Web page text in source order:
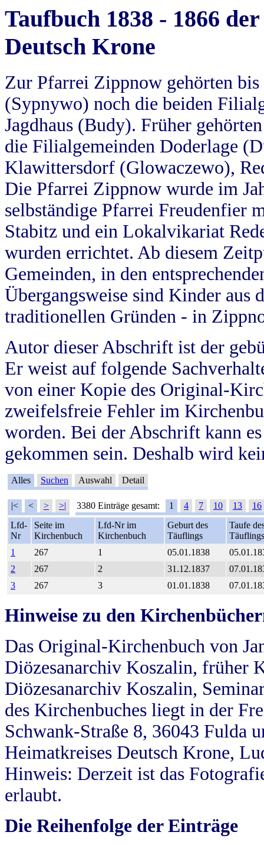
Taufbuch 1838 - 1866
Deutsch Krone
Zur Pfarrei Zippnow gehörten
(Sypnywo) noch die beiden
Jagdhaus (Budy). Früher
die Filialgemeinden Doderlage
Klawittersdorf (Glowaczewo),
Die Pfarrei Zippnow wurde im
selbständige Pfarrei Freudenfier
Stabitz und ein Lokalvikariat
wurden errichtet. Ab diesem
Gemeinden, in den
Übergangsweise sind Kinder aus
traditionellen Gründen - in
Autor dieser Abschrift ist der
Er weist auf folgende
von einer Kopie des Original-
zweifelsfreie Fehler im
worden. Bei der Abschrift kann
gekommen sein. Deshalb wird
Alles Suchen Auswahl Detail
|< < > >| 3380 Einträge gesamt: 1 4 7 10 13
16
Lfd-
Nr
Seite im
Kirchenbuch
Lfd-Nr im
Kirchenbuch
Geburt des
Täuflings
Taufe
Täuflings
1
267 1 05.01.1838
2
267 2 31.12.1837
3
267 3 01.01.1838
Hinweise zu den
Das Original-Kirchenbuch von
Diözesanarchiv Koszalin, früher
Diözesanarchiv Koszalin,
des Kirchenbuches liegt in der
Schwank-Straße 8, 36043 Fulda
Heimatkreises Deutsch Krone,
Hinweis: Derzeit ist das
erlaubt.
Die Reihenfolge der Einträge